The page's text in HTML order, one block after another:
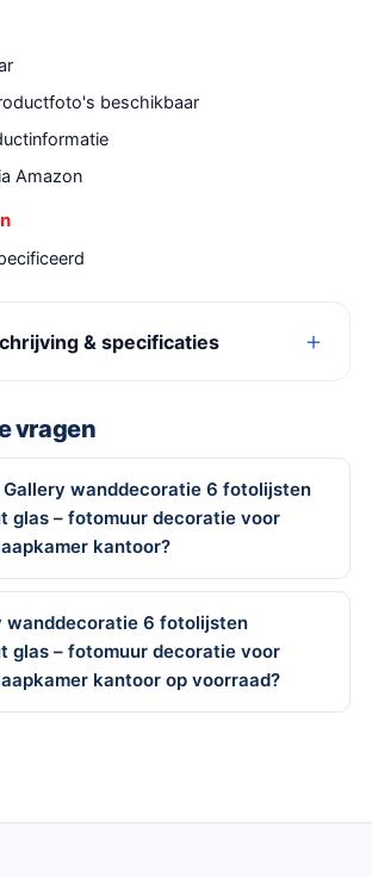
beschikbaar
Amazon
& specificaties
vragen
wanddecoratie 6 fotolijsten
glas – fotomuur decoratie voor
kantoor?
wanddecoratie 6 fotolijsten
glas – fotomuur decoratie voor
kantoor op voorraad?